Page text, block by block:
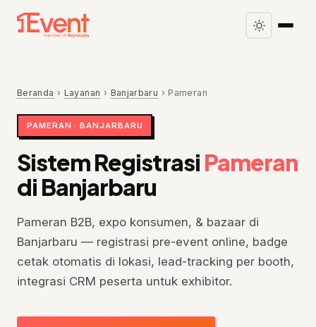
Beranda › Layanan › Banjarbaru › Pameran
PAMERAN · BANJARBARU
Sistem Registrasi Pameran
di Banjarbaru
Pameran B2B, expo konsumen, & bazaar di
Banjarbaru — registrasi pre-event online, badge
cetak otomatis di lokasi, lead-tracking per booth,
integrasi CRM peserta untuk exhibitor.